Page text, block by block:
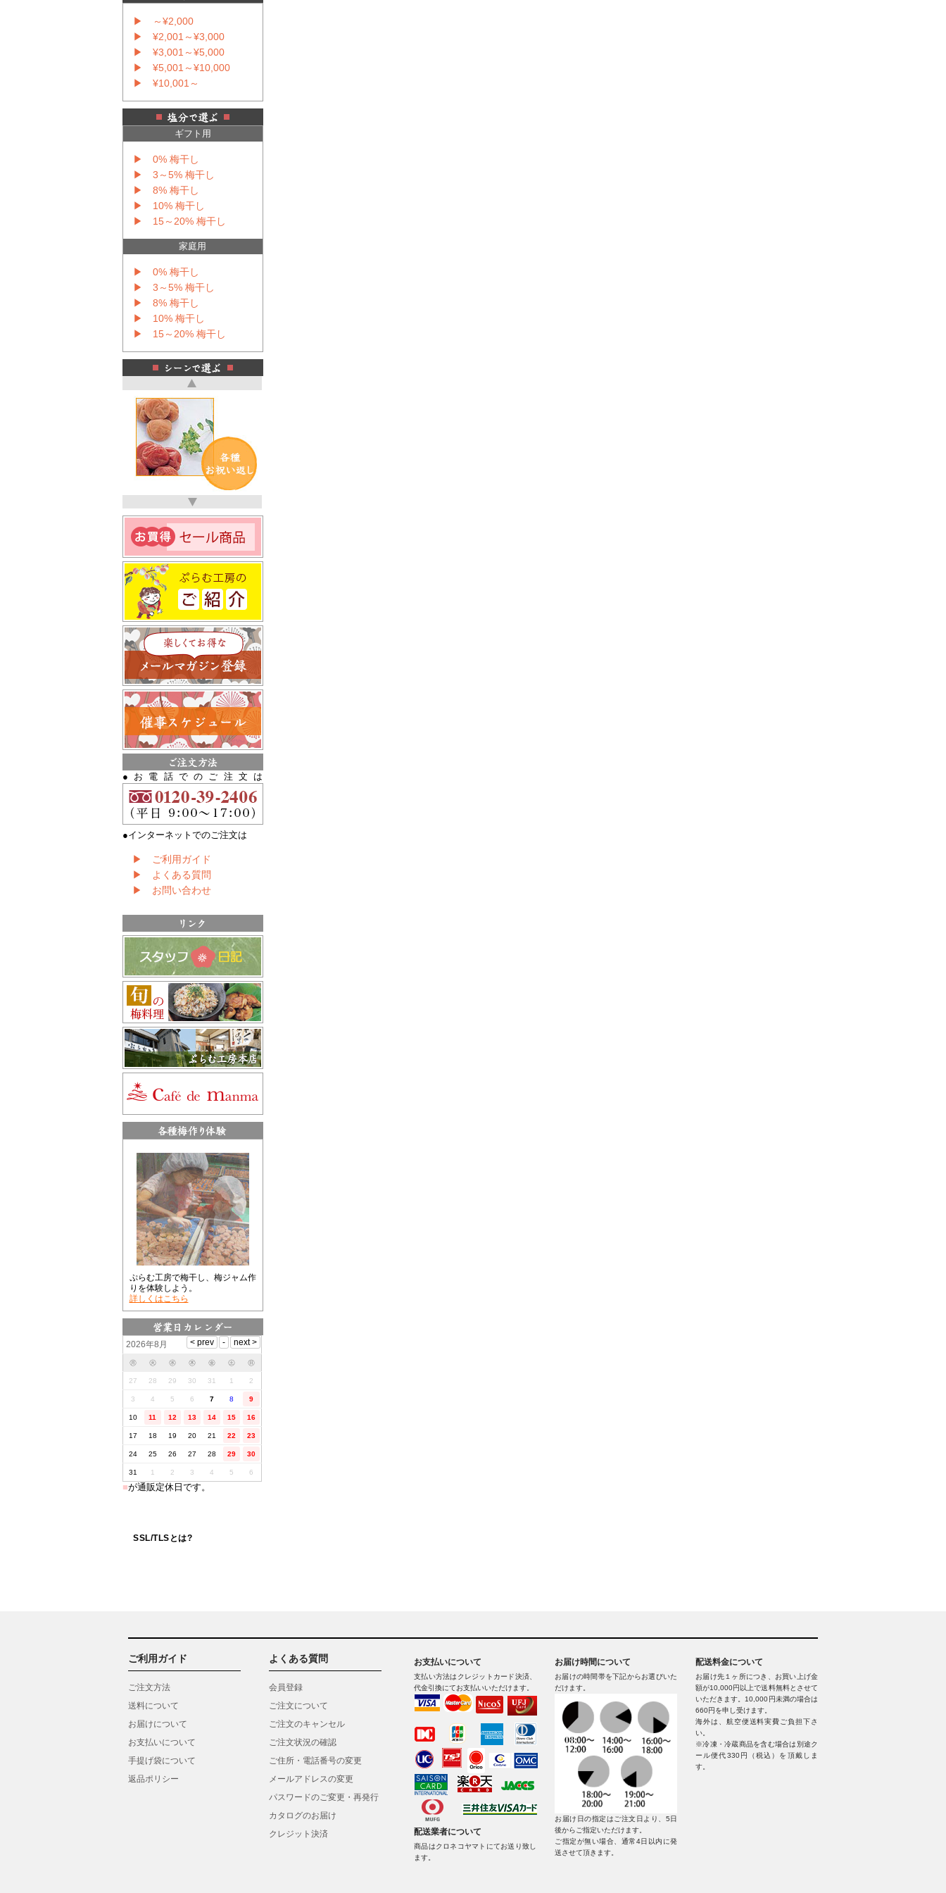
▶ ～¥2,000
▶ ¥2,001～¥3,000
▶ ¥3,001～¥5,000
▶ ¥5,001～¥10,000
▶ ¥10,001～
ギフト用
▶ 0% 梅干し
▶ 3～5% 梅干し
▶ 8% 梅干し
▶ 10% 梅干し
▶ 15～20% 梅干し
家庭用
▶ 0% 梅干し
▶ 3～5% 梅干し
▶ 8% 梅干し
▶ 10% 梅干し
▶ 15～20% 梅干し
●お電話でのご注文は
●インターネットでのご注文は
▶ ご利用ガイド
▶ よくある質問
▶ お問い合わせ
ぷらむ工房で梅干し、梅ジャム作
りを体験しよう。
詳しくはこちら
2026年8月
㊊ ㊋ ㊌ ㊍ ㊎ ㊏ ㊐
27 28 29 30 31 1 2
3 4 5 6 7 8 9
10 11 12 13 14 15 16
17 18 19 20 21 22 23
24 25 26 27 28 29 30
31 1 2 3 4 5 6
■が通販定休日です。
SSL/TLSとは?
ご利用ガイド
ご注文方法
送料について
お届けについて
お支払いについて
手提げ袋について
返品ポリシー
よくある質問
会員登録
ご注文について
ご注文のキャンセル
ご注文状況の確認
ご住所・電話番号の変更
メールアドレスの変更
パスワードのご変更・再発行
カタログのお届け
クレジット決済
お支払いについて
支払い方法はクレジットカード決済、
代金引換にてお支払いいただけます。
配送業者について
商品はクロネコヤマトにてお送り致し
ます。
お届け時間について
お届けの時間帯を下記からお選びいた
だけます。
お届け日の指定はご注文日より、5日
後からご指定いただけます。
ご指定が無い場合、通常4日以内に発
送させて頂きます。
配送料金について
お届け先１ヶ所につき、お買い上げ金
額が10,000円以上で送料無料とさせて
いただきます。10,000円未満の場合は
660円を申し受けます。
海外は、航空便送料実費ご負担下さ
い。
※冷凍・冷蔵商品を含む場合は別途ク
ール便代330円（税込）を頂戴しま
す。